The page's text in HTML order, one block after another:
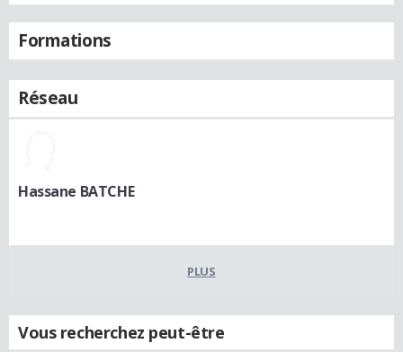
Formations
Réseau
Hassane BATCHE
PLUS
Vous recherchez peut-être